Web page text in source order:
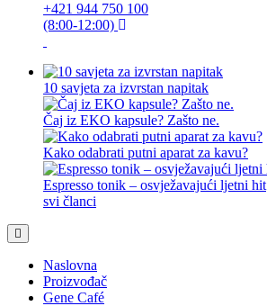
+421 944 750 100
(8:00-12:00)
10 savjeta za izvrstan napitak
Čaj iz EKO kapsule? Zašto ne.
Kako odabrati putni aparat za kavu?
Espresso tonik – osvježavajući ljetni hit
svi članci
Naslovna
Proizvođač
Gene Café